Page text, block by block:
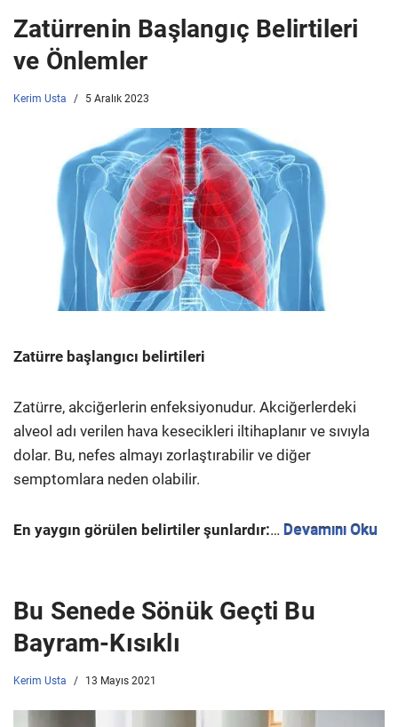
Zatürrenin Başlangıç Belirtileri
ve Önlemler
Kerim Usta 5 Aralık 2023
Zatürre başlangıcı belirtileri
Zatürre, akciğerlerin enfeksiyonudur. Akciğerlerdeki
alveol adı verilen hava kesecikleri iltihaplanır ve sıvıyla
dolar. Bu, nefes almayı zorlaştırabilir ve diğer
semptomlara neden olabilir.
En yaygın görülen belirtiler şunlardır:… Devamını Oku
Bu Senede Sönük Geçti Bu
Bayram-Kısıklı
Kerim Usta 13 Mayıs 2021